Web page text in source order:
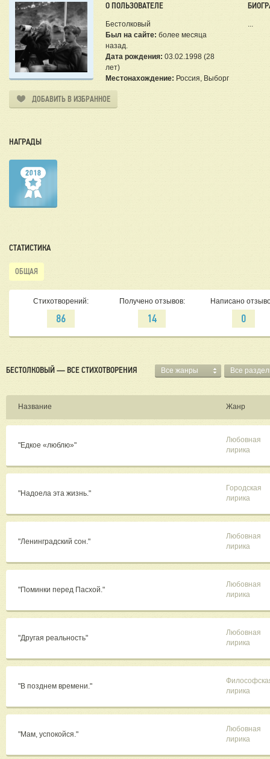
О ПОЛЬЗОВАТЕЛЕ
Бестолковый
Был на сайте: более месяца
назад.
Дата рождения: 03.02.1998 (28
лет)
Местонахождение: Россия, Выборг
ДОБАВИТЬ В ИЗБРАННОЕ
...
НАГРАДЫ
СТАТИСТИКА
ОБЩАЯ
Стихотворений:
86
Получено отзывов:
14
Написано
0
БЕСТОЛКОВЫЙ — ВСЕ СТИХОТВОРЕНИЯ Все жанры Все
Название Жанр
"Едкое «люблю»"
Любовная
лирика
"Надоела эта жизнь."
Городская
лирика
"Ленинградский сон."
Любовная
лирика
"Поминки перед Пасхой."
Любовная
лирика
"Другая реальность"
Любовная
лирика
"В позднем времени."
лирика
"Мам, успокойся."
Любовная
лирика